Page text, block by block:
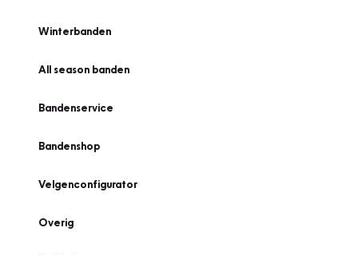
Winterbanden
All season banden
Bandenservice
Bandenshop
Velgenconfigurator
Overig